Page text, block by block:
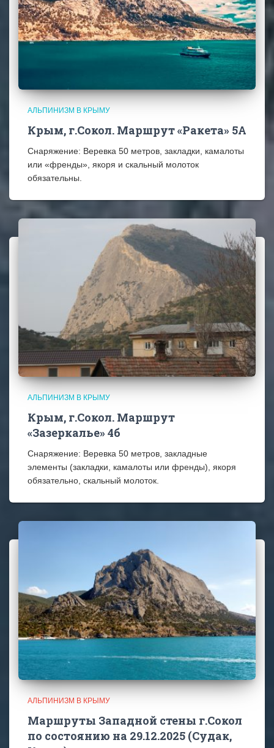
АЛЬПИНИЗМ В КРЫМУ
Крым, г.Сокол. Маршрут «Ракета» 5А
Снаряжение: Веревка 50 метров, закладки, камалоты
или «френды», якоря и скальный молоток
обязательны.
АЛЬПИНИЗМ В КРЫМУ
Крым, г.Сокол. Маршрут
«Зазеркалье» 4б
Снаряжение: Веревка 50 метров, закладные
элементы (закладки, камалоты или френды), якоря
обязательно, скальный молоток.
АЛЬПИНИЗМ В КРЫМУ
Маршруты Западной стены г.Сокол
по состоянию на 29.12.2025 (Судак,